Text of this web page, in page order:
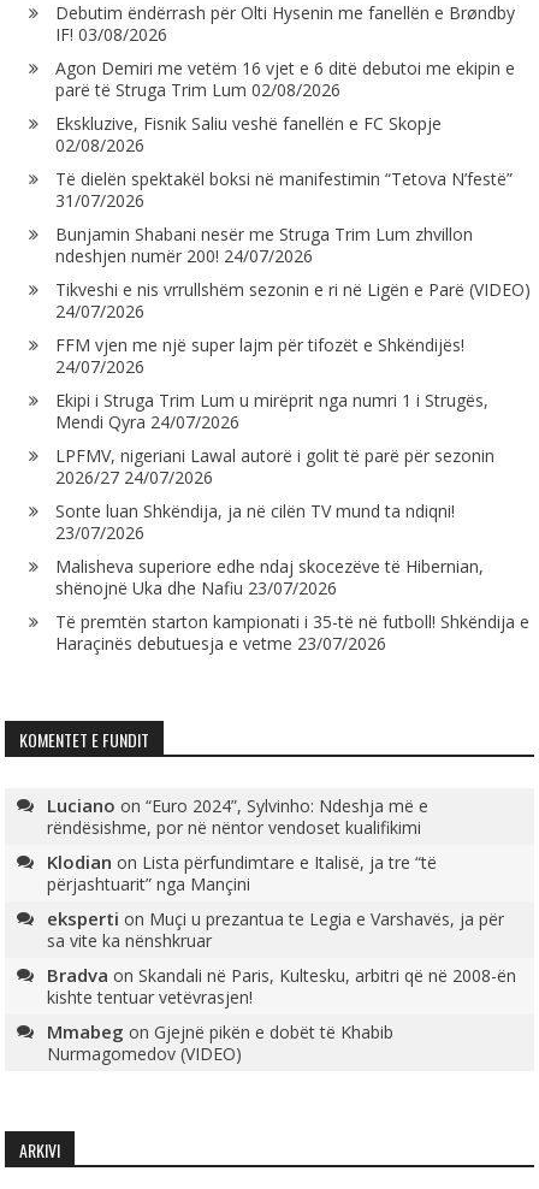
Debutim ëndërrash për Olti Hysenin me fanellën e Brøndby
IF! 03/08/2026
Agon Demiri me vetëm 16 vjet e 6 ditë debutoi me ekipin e
parë të Struga Trim Lum 02/08/2026
Ekskluzive, Fisnik Saliu veshë fanellën e FC Skopje
02/08/2026
Të dielën spektakël boksi në manifestimin “Tetova N’festë”
31/07/2026
Bunjamin Shabani nesër me Struga Trim Lum zhvillon
ndeshjen numër 200! 24/07/2026
Tikveshi e nis vrrullshëm sezonin e ri në Ligën e Parë (VIDEO)
24/07/2026
FFM vjen me një super lajm për tifozët e Shkëndijës!
24/07/2026
Ekipi i Struga Trim Lum u mirëprit nga numri 1 i Strugës,
Mendi Qyra 24/07/2026
LPFMV, nigeriani Lawal autorë i golit të parë për sezonin
2026/27 24/07/2026
Sonte luan Shkëndija, ja në cilën TV mund ta ndiqni!
23/07/2026
Malisheva superiore edhe ndaj skocezëve të Hibernian,
shënojnë Uka dhe Nafiu 23/07/2026
Të premtën starton kampionati i 35-të në futboll! Shkëndija e
Haraçinës debutuesja e vetme 23/07/2026
KOMENTET E FUNDIT
Luciano on“Euro 2024”, Sylvinho: Ndeshja më e
rëndësishme, por në nëntor vendoset kualifikimi
Klodian on Lista përfundimtare e Italisë, ja tre “të
përjashtuarit” nga Mançini
eksperti on Muçi u prezantua te Legia e Varshavës, ja për
sa vite ka nënshkruar
Bradva onSkandali në Paris, Kultesku, arbitri që në 2008-ën
kishte tentuar vetëvrasjen!
Mmabeg onGjejnë pikën e dobët të Khabib
Nurmagomedov (VIDEO)
ARKIVI